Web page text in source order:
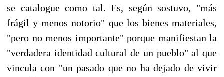
se catalogue como tal. Es, según sostuvo, "más
frágil y menos notorio" que los bienes materiales,
"pero no menos importante" porque manifiestan la
"verdadera identidad cultural de un pueblo" al que
vincula con "un pasado que no ha dejado de vivir